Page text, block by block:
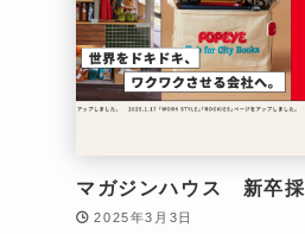
マガジンハウス 新卒
2025年3月3日